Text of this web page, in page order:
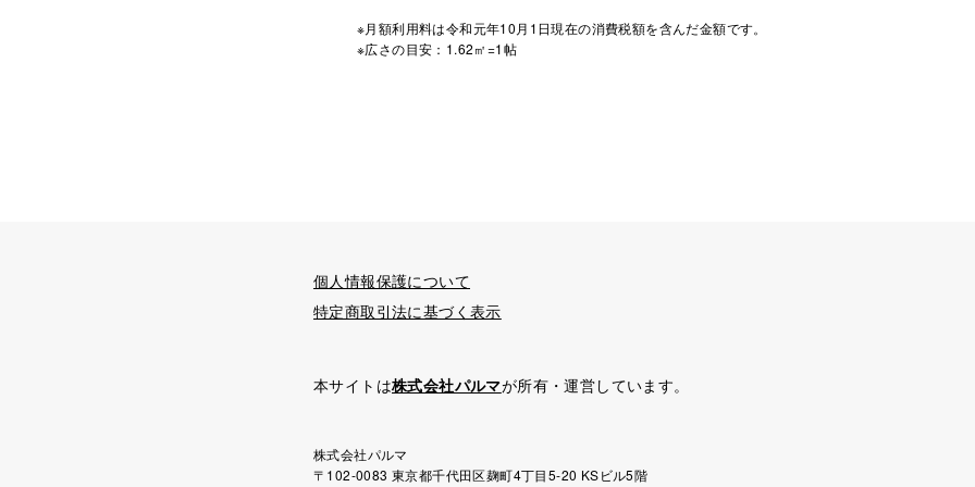
※月額利用料は令和元年10月1日現在の消費税額を含んだ金額です。
※広さの目安：1.62㎡=1帖
個人情報保護について
特定商取引法に基づく表示
本サイトは株式会社パルマが所有・運営しています。
株式会社パルマ
〒102-0083 東京都千代田区麹町4丁目5-20 KSビル5階